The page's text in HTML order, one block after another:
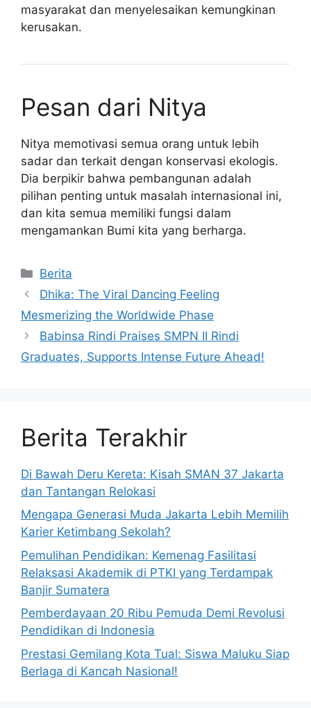
masyarakat dan menyelesaikan kemungkinan
kerusakan.
Pesan dari Nitya
Nitya memotivasi semua orang untuk lebih
sadar dan terkait dengan konservasi ekologis.
Dia berpikir bahwa pembangunan adalah
pilihan penting untuk masalah internasional ini,
dan kita semua memiliki fungsi dalam
mengamankan Bumi kita yang berharga.
Kategori
Berita
Dhika: The Viral Dancing Feeling
Mesmerizing the Worldwide Phase
Babinsa Rindi Praises SMPN II Rindi
Graduates, Supports Intense Future Ahead!
Berita Terakhir
Di Bawah Deru Kereta: Kisah SMAN 37 Jakarta
dan Tantangan Relokasi
Mengapa Generasi Muda Jakarta Lebih Memilih
Karier Ketimbang Sekolah?
Pemulihan Pendidikan: Kemenag Fasilitasi
Relaksasi Akademik di PTKI yang Terdampak
Banjir Sumatera
Pemberdayaan 20 Ribu Pemuda Demi Revolusi
Pendidikan di Indonesia
Prestasi Gemilang Kota Tual: Siswa Maluku Siap
Berlaga di Kancah Nasional!